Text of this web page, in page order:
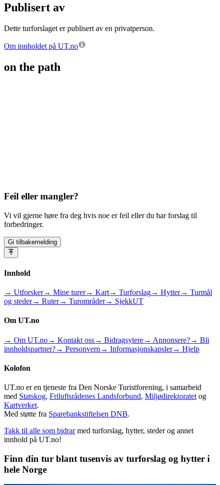
Publisert av
Dette turforslaget er publisert av en privatperson.
Om innholdet på UT.no
on the path
Feil eller mangler?
Vi vil gjerne høre fra deg hvis noe er feil eller du har forslag til
forbedringer.
Gi tilbakemelding
Innhold
→ Utforsker→ Mine turer→ Kart→ Turforslag→ Hytter→ Turmål
og steder→ Ruter→ Turområder→ SjekkUT
Om UT.no
→ Om UT.no→ Kontakt oss→ Bidragsytere→ Annonsere?→ Bli
innholdspartner?→ Personvern → Informasjonskapsler→ Hjelp
Kolofon
UT.no er en tjeneste fra Den Norske Turistforening, i samarbeid
med Statskog, Friluftsrådenes Landsforbund, Miljødirektoratet og
Kartverket.
Med støtte fra Sparebankstiftelsen DNB.
Takk til alle som bidrar med turforslag, hytter, steder og annet
innhold på UT.no!
Finn din tur blant tusenvis av turforslag og hytter i
hele Norge